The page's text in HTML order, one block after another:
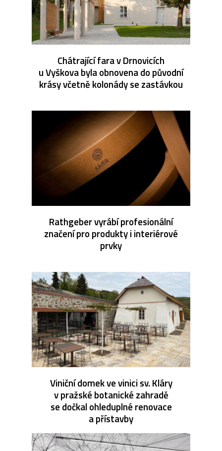
Chátrající fara v Drnovicích
u Vyškova byla obnovena do původní
krásy včetně kolonády se zastávkou
Rathgeber vyrábí profesionální
značení pro produkty i interiérové
prvky
Viniční domek ve vinici sv. Kláry
v pražské botanické zahradě
se dočkal ohleduplné renovace
a přístavby